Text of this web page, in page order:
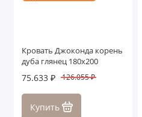
Кровать Джоконда корень
дуба глянец 180х200
75.633 ₽ 126.055 ₽
Купить